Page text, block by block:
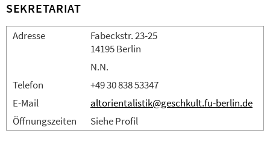
SEKRETARIAT
Adresse
Fabeckstr. 23-25
14195 Berlin
N.N.
Telefon
+49 30 838 53347
E-Mail
altorientalistik@geschkult.fu-berlin.de
Öffnungszeiten
Siehe Profil